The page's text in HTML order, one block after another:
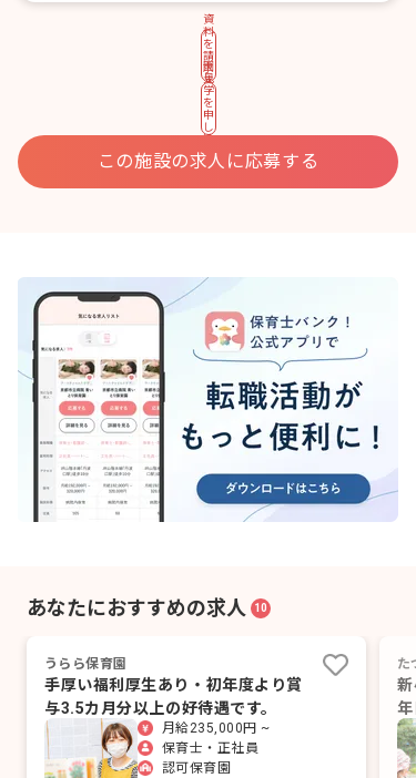
資
料
を
請
求
す
る
園
見
学
を
申
し
む
この施設の求人に応募する
あなたにおすすめの求人 10
うらら保育園
手厚い福利厚生あり・初年度より賞
与3.5カ月分以上の好待遇です。
月給235,000円 ~
保育士・正社員
認可保育園
た
あ